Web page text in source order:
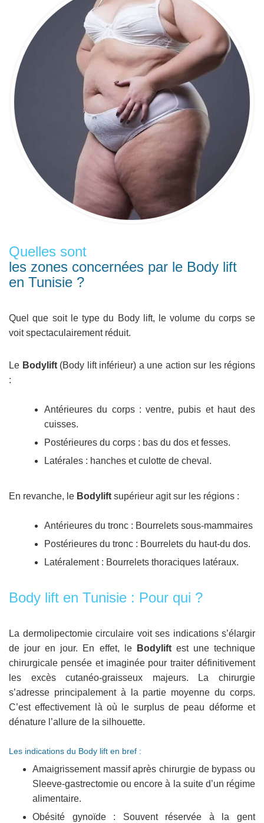
Quelles sont
les zones concernées par le Body lift
en Tunisie ?
Quel que soit le type du Body lift, le volume du corps se
voit spectaculairement réduit.
Le Bodylift (Body lift inférieur) a une action sur les régions
:
Antérieures du corps : ventre, pubis et haut des
cuisses.
Postérieures du corps : bas du dos et fesses.
Latérales : hanches et culotte de cheval.
En revanche, le Bodylift supérieur agit sur les régions :
Antérieures du tronc : Bourrelets sous-mammaires
Postérieures du tronc : Bourrelets du haut-du dos.
Latéralement : Bourrelets thoraciques latéraux.
Body lift en Tunisie : Pour qui ?
La dermolipectomie circulaire voit ses indications s’élargir
de jour en jour. En effet, le
Bodyliftest une technique
chirurgicale pensée et imaginée pour traiter définitivement
les excès cutanéo-graisseux majeurs. La chirurgie
s’adresse principalement à la partie moyenne du corps.
C’est effectivement là où le surplus de peau déforme et
dénature l’allure de la silhouette.
Les indications du Body lift en bref :
Amaigrissement massif après chirurgie de bypass ou
Sleeve-gastrectomie ou encore à la suite d’un régime
alimentaire.
Obésité gynoïde : Souvent réservée à la gent